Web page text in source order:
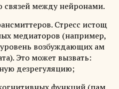
связей между нейронами.
Стресс истощ
медиаторов (например,
возбуждающих ам
Это может вызвать:
дезрегуляцию;